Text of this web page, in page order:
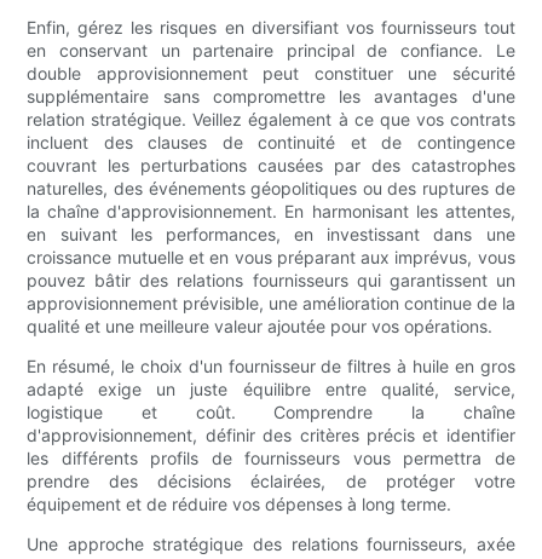
Enfin, gérez les risques en diversifiant vos fournisseurs tout
en conservant un partenaire principal de confiance. Le
double approvisionnement peut constituer une sécurité
supplémentaire sans compromettre les avantages d'une
relation stratégique. Veillez également à ce que vos contrats
incluent des clauses de continuité et de contingence
couvrant les perturbations causées par des catastrophes
naturelles, des événements géopolitiques ou des ruptures de
la chaîne d'approvisionnement. En harmonisant les attentes,
en suivant les performances, en investissant dans une
croissance mutuelle et en vous préparant aux imprévus, vous
pouvez bâtir des relations fournisseurs qui garantissent un
approvisionnement prévisible, une amélioration continue de la
qualité et une meilleure valeur ajoutée pour vos opérations.
En résumé, le choix d'un fournisseur de filtres à huile en gros
adapté exige un juste équilibre entre qualité, service,
logistique et coût. Comprendre la chaîne
d'approvisionnement, définir des critères précis et identifier
les différents profils de fournisseurs vous permettra de
prendre des décisions éclairées, de protéger votre
équipement et de réduire vos dépenses à long terme.
Une approche stratégique des relations fournisseurs, axée